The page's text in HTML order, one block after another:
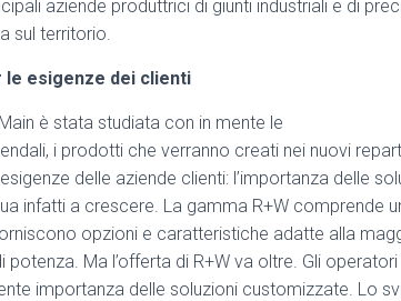
aziende produttrici di giunti industriali e di
sul territorio.
esigenze dei clienti
è stata studiata con in mente le
i prodotti che verranno creati nei nuovi
delle aziende clienti: l’importanza delle
infatti a crescere. La gamma R+W comprende
opzioni e caratteristiche adatte alla
potenza. Ma l’offerta di R+W va oltre. Gli
importanza delle soluzioni customizzate. Lo